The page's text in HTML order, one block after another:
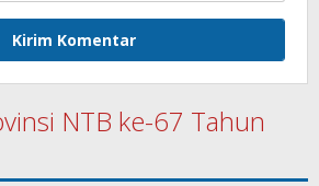
NTB ke-67 Tahun